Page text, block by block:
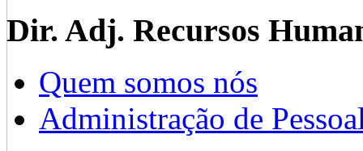
Dir. Adj. Recursos
Quem somos nós
Administração de